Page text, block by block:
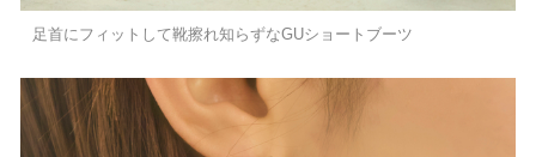
足首にフィットして靴擦れ知らずなGUショートブーツ